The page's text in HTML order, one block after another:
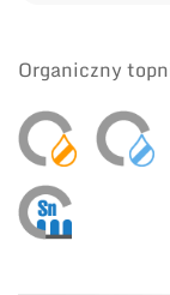
Organiczny